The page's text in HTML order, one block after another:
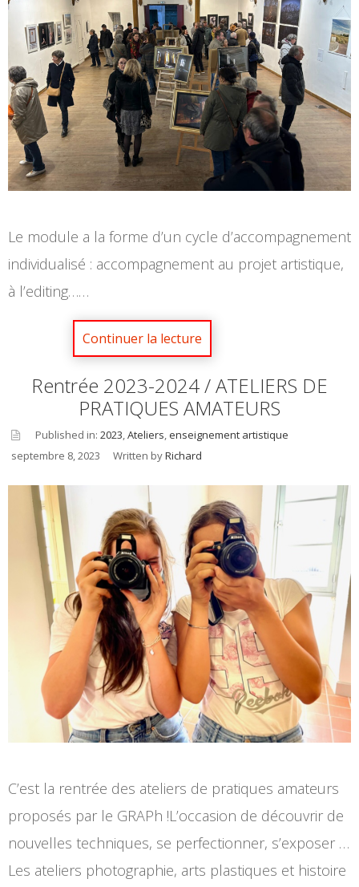
Le module a la forme d’un cycle d’accompagnement
individualisé : accompagnement au projet artistique,
à l’editing……
Rentrée 2023-2024 / ATELIERS DE
PRATIQUES AMATEURS
asid
Published in: 2023 Ateliers enseignement artistique
septembre 8, 2023
Written byRichard
C’est la rentrée des ateliers de pratiques amateurs
proposés par le GRAPh !L’occasion de découvrir de
nouvelles techniques, se perfectionner, s’exposer …
Les ateliers photographie, arts plastiques et histoire